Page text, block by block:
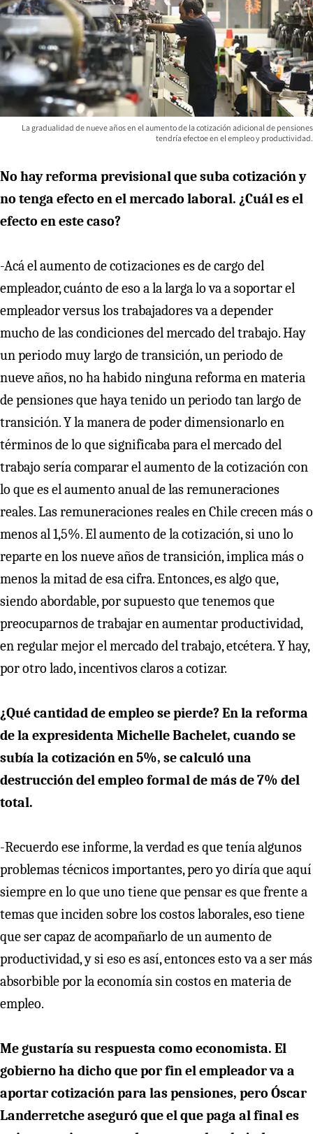
La gradualidad de nueve años en el aumento de la cotización adicional de pensiones
tendría efectoe en el empleo y productividad.
No hay reforma previsional que suba cotización y
no tenga efecto en el mercado laboral. ¿Cuál es el
efecto en este caso?
-Acá el aumento de cotizaciones es de cargo del
empleador, cuánto de eso a la larga lo va a soportar el
empleador versus los trabajadores va a depender
mucho de las condiciones del mercado del trabajo. Hay
un periodo muy largo de transición, un periodo de
nueve años, no ha habido ninguna reforma en materia
de pensiones que haya tenido un periodo tan largo de
transición. Y la manera de poder dimensionarlo en
términos de lo que significaba para el mercado del
trabajo sería comparar el aumento de la cotización con
lo que es el aumento anual de las remuneraciones
reales. Las remuneraciones reales en Chile crecen más o
menos al 1,5%. El aumento de la cotización, si uno lo
reparte en los nueve años de transición, implica más o
menos la mitad de esa cifra. Entonces, es algo que,
siendo abordable, por supuesto que tenemos que
preocuparnos de trabajar en aumentar productividad,
en regular mejor el mercado del trabajo, etcétera. Y hay,
por otro lado, incentivos claros a cotizar.
¿Qué cantidad de empleo se pierde? En la reforma
de la expresidenta Michelle Bachelet, cuando se
subía la cotización en 5%, se calculó una
destrucción del empleo formal de más de 7% del
total.
-Recuerdo ese informe, la verdad es que tenía algunos
problemas técnicos importantes, pero yo diría que aquí
siempre en lo que uno tiene que pensar es que frente a
temas que inciden sobre los costos laborales, eso tiene
que ser capaz de acompañarlo de un aumento de
productividad, y si eso es así, entonces esto va a ser más
absorbible por la economía sin costos en materia de
empleo.
Me gustaría su respuesta como economista. El
gobierno ha dicho que por fin el empleador va a
aportar cotización para las pensiones, pero Óscar
Landerretche aseguró que el que paga al final es